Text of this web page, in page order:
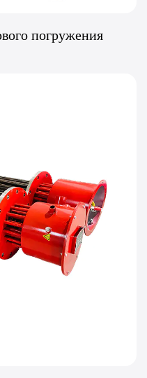
погружения